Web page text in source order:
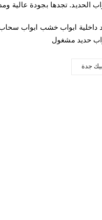
الحديد. تجدها بجودة عالية
داخلية ابواب خشب ابواب
حديد مشغول
جدة